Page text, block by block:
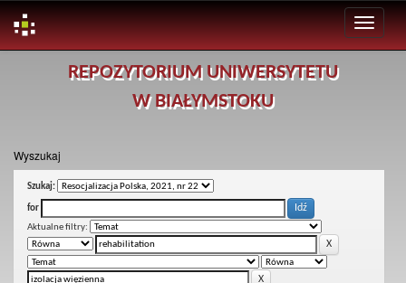
REPOZYTORIUM UNIWERSYTETU
W BIAŁYMSTOKU
Wyszukaj
Szukaj:
for
Aktualne filtry: